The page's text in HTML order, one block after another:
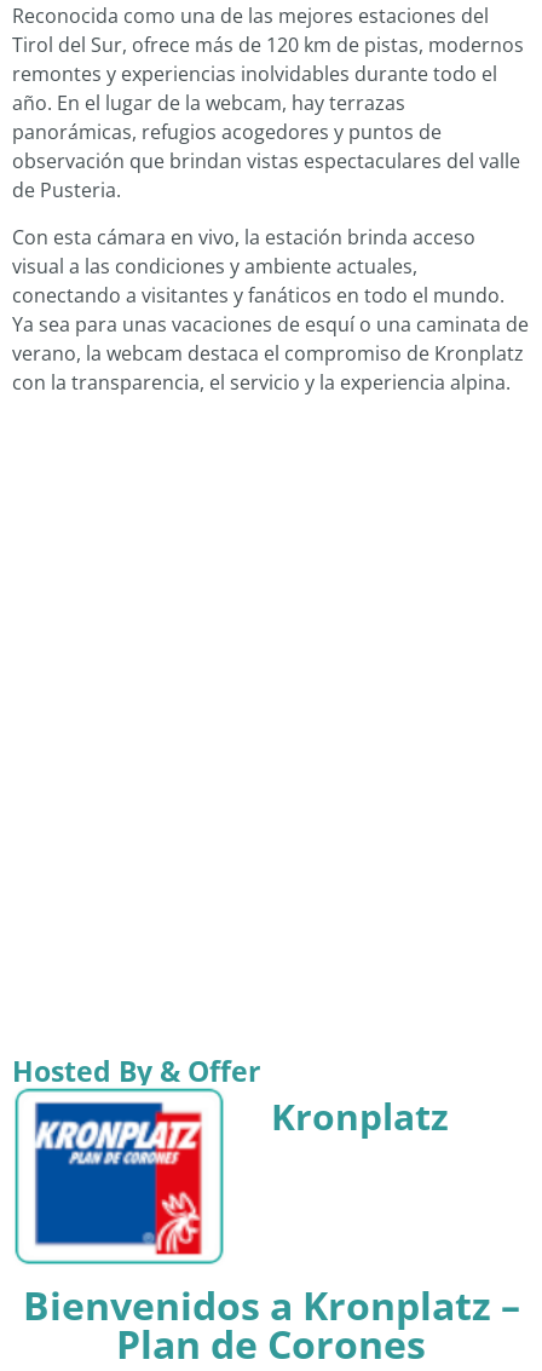
Reconocida como una de las mejores estaciones del
Tirol del Sur, ofrece más de 120 km de pistas, modernos
remontes y experiencias inolvidables durante todo el
año. En el lugar de la webcam, hay terrazas
panorámicas, refugios acogedores y puntos de
observación que brindan vistas espectaculares del valle
de Pusteria.
Con esta cámara en vivo, la estación brinda acceso
visual a las condiciones y ambiente actuales,
conectando a visitantes y fanáticos en todo el mundo.
Ya sea para unas vacaciones de esquí o una caminata de
verano, la webcam destaca el compromiso de Kronplatz
con la transparencia, el servicio y la experiencia alpina.
Hosted By & Offer
Kronplatz
Bienvenidos a Kronplatz –
Plan de Corones